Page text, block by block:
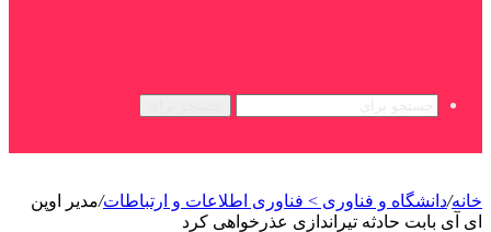
خانه/دانشگاه و فناوری > فناوری اطلاعات و ارتباطات/مدیر اوپن
ای آی بابت حادثه تیراندازی عذرخواهی کرد